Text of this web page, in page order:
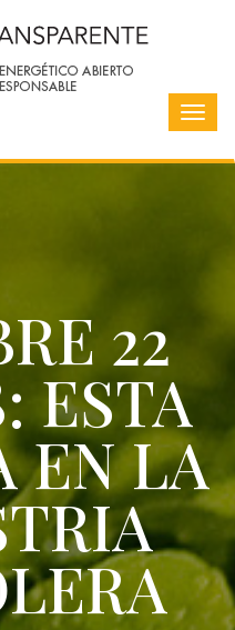
22
ESTA
EN LA